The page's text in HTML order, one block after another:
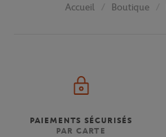
Accueil Boutique
PAIEMENTS SÉCURISÉS
PAR CARTE